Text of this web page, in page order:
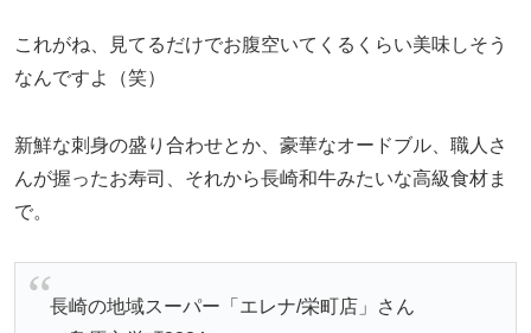
これがね、見てるだけでお腹空いてくるくらい美味しそう
なんですよ（笑）
新鮮な刺身の盛り合わせとか、豪華なオードブル、職人さ
んが握ったお寿司、それから長崎和牛みたいな高級食材ま
で。
長崎の地域スーパー「エレナ/栄町店」さん